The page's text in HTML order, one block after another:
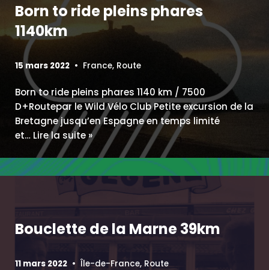
Born to ride pleins phares
1140km
15 mars 2022 France, Route
Born to ride pleins phares 1140 km / 7500
D+Routepar le Wild Vélo Club Petite excursion de la
Bretagne jusqu’en Espagne en temps limité
et… Lire la suite »
Bouclette de la Marne 39km
11 mars 2022 Île-de-France, Route